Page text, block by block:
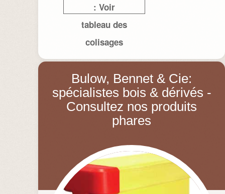
: Voir
tableau des
colisages
Bulow, Bennet & Cie:
spécialistes bois & dérivés -
Consultez nos produits
phares